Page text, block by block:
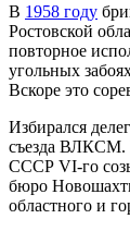
В 1958 году
Ростовской
повторное
угольных
Вскоре это
Избирался
съезда ВЛКСМ.
СССР VI-го
бюро
областного и